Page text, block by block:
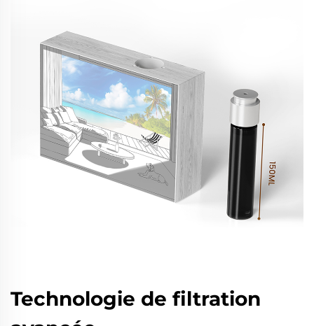
Technologie de filtration